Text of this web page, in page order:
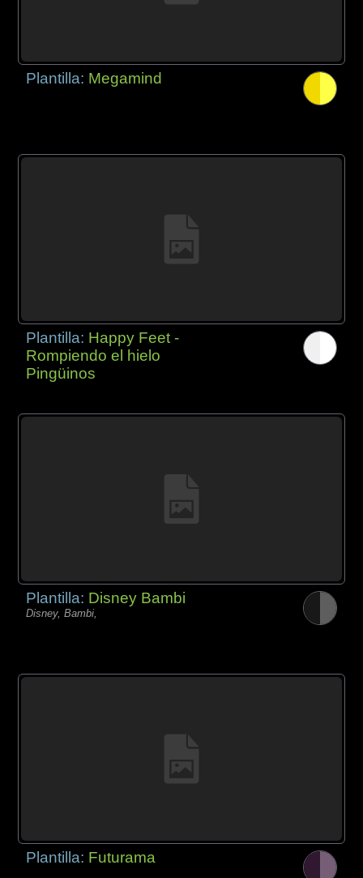
Plantilla: Megamind
Plantilla: Happy Feet -
Rompiendo el hielo
Pingüinos
Plantilla: Disney Bambi
Disney, Bambi,
Plantilla: Futurama